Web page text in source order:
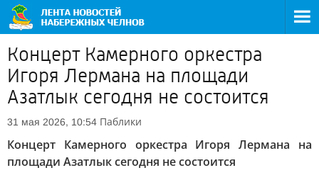
Концерт Камерного оркестра
Игоря Лермана на площади
Азатлык сегодня не состоится
31 мая 2026, 10:54 Паблики
Концерт Камерного оркестра Игоря Лермана на
площади Азатлык сегодня не состоится